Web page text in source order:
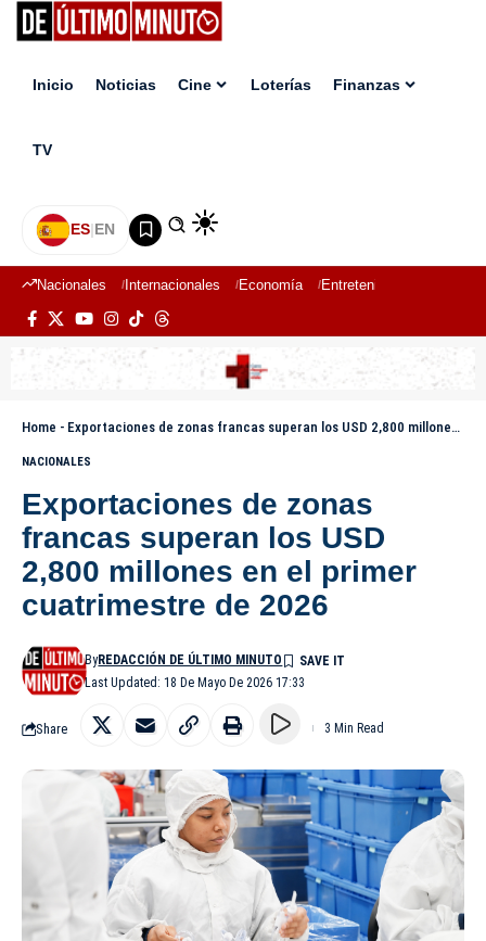
Inicio Noticias Cine Loterías Finanzas
TV
ES|EN
Nacionales Internacionales Economía Entretenimiento
Home - Exportaciones de zonas francas superan los USD 2,800 millones en el primer cuatrimestre de 2026
NACIONALES
Exportaciones de zonas
francas superan los USD
2,800 millones en el primer
cuatrimestre de 2026
Last Updated: 18 De Mayo De 2026 17:33
ByREDACCIÓN DE ÚLTIMO MINUTO
Share 3 Min Read